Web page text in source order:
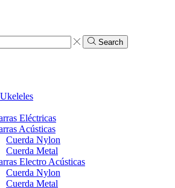
Search
Eléctricas
Acústicas
Cuerda Nylon
Cuerda Metal
Electro Acústicas
Cuerda Nylon
Cuerda Metal